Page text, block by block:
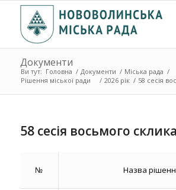
Документи
Ви тут: Головна / Документи / Міська рада /
Рішення міської ради
/ 2026 рік / 58 сесія
58 сесія восьмого
№ Назва